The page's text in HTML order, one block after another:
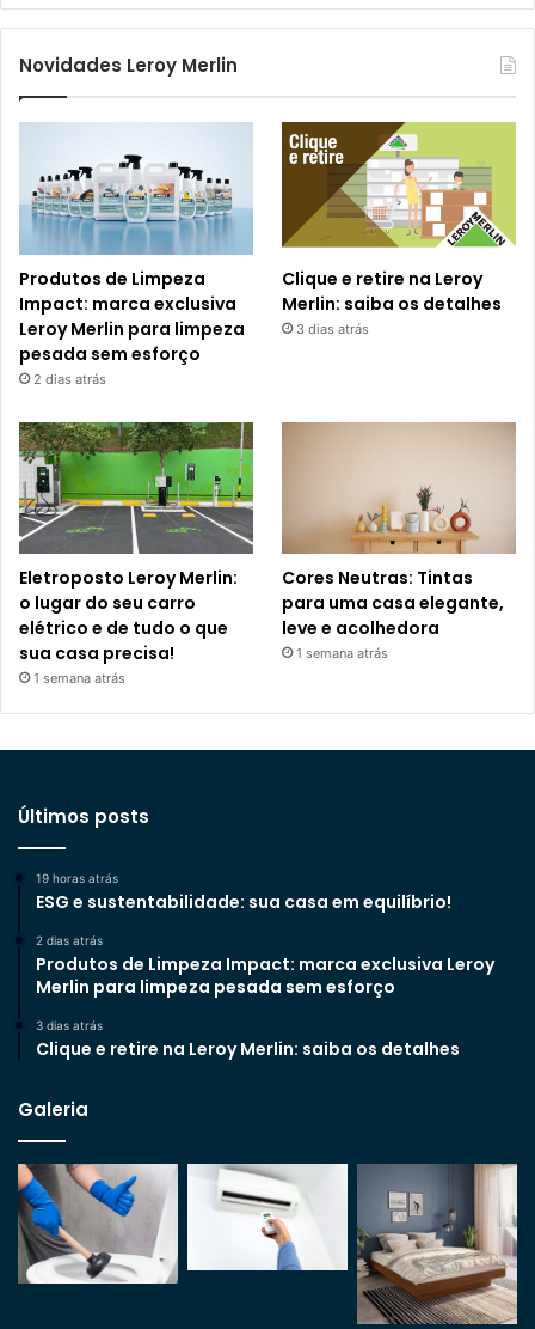
Novidades Leroy Merlin
Produtos de Limpeza
Impact: marca exclusiva
Leroy Merlin para limpeza
pesada sem esforço
2 dias atrás
Clique e retire na Leroy
Merlin: saiba os detalhes
3 dias atrás
Eletroposto Leroy Merlin:
o lugar do seu carro
elétrico e de tudo o que
sua casa precisa!
1 semana atrás
Cores Neutras: Tintas
para uma casa elegante,
leve e acolhedora
1 semana atrás
Últimos posts
19 horas atrás
ESG e sustentabilidade: sua casa em equilíbrio!
2 dias atrás
Produtos de Limpeza Impact: marca exclusiva Leroy
Merlin para limpeza pesada sem esforço
3 dias atrás
Clique e retire na Leroy Merlin: saiba os detalhes
Galeria